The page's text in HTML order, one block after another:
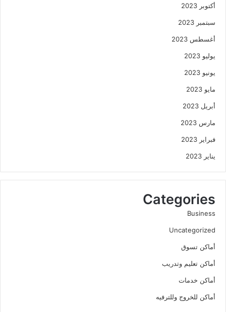
أكتوبر 2023
سبتمبر 2023
أغسطس 2023
يوليو 2023
يونيو 2023
مايو 2023
أبريل 2023
مارس 2023
فبراير 2023
يناير 2023
Categories
Business
Uncategorized
أماكن تسوق
أماكن تعليم وتدريب
أماكن خدمات
أماكن للخروج وللترفيه